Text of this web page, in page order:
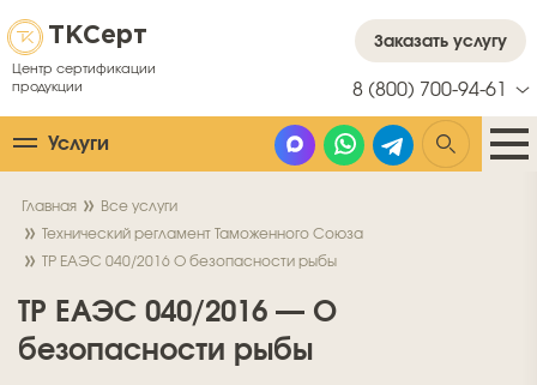
ТКСерт
Центр сертификации
продукции
8 (800) 700-94-61
Заказать услугу
Услуги
Главная
Все услуги
Технический регламент Таможенного Союза
ТР ЕАЭС 040/2016 О безопасности рыбы
ТР ЕАЭС 040/2016 — О
безопасности рыбы